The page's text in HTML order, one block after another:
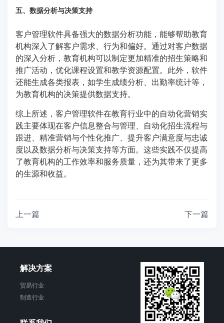
五、数据分析与决策支持
客户管理软件具备强大的数据分析功能，能够帮助教育
机构深入了解客户需求、行为和偏好。通过对客户数据
的深入分析，教育机构可以制定更加精准的招生策略和
推广活动，优化课程设置和教学资源配置。此外，软件
还能生成各类报表，如学生成绩分析、出勤率统计等，
为教育机构的决策提供数据支持。
综上所述，客户管理软件在教育行业中的自动化营销实
践主要体现在客户信息整合与管理、自动化招生流程与
跟进、精准营销与个性化推广、提升客户满意度与忠诚
度以及数据分析与决策支持等方面。这些实践不仅提高
了教育机构的工作效率和服务质量，还为其带来了更多
的生源和收益。
上一篇 下一篇
解决方案
贸易行业
制造行业